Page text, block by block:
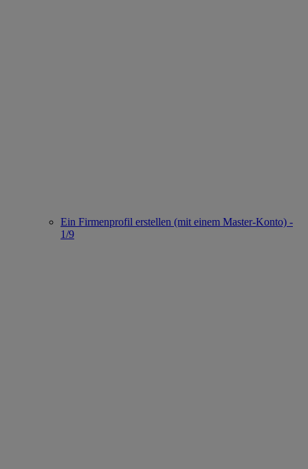
Ein Firmenprofil erstellen (mit einem Master-Konto) -
1/9